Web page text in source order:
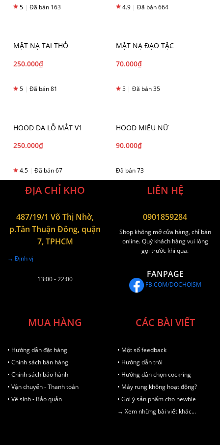
5 | Đã bán 163 4.9 | Đã bán 664
MẶT NẠ TAI THỎ
250.000₫
5 | Đã bán 81
MẶT NẠ ĐẠO TẶC
70.000₫
5 | Đã bán 35
HOOD DA LỖ MẮT V1
250.000₫
4.5 | Đã bán 67
HOOD MIÊU NỮ
90.000₫
Đã bán 73
ĐỊA CHỈ KHO
487/19/1 Võ Thị Nhờ,
p.Tân Thuận Đông, quận
7, TPHCM
→ Định vị
13:00 - 22:00
LIÊN HỆ
0901859284
Shop không mở cửa hàng, chỉ bán
online. Quý khách hàng vui lòng
gọi trước khi qua.
FANPAGE
FB.COM/DOCHOISM
MUA HÀNG
• Hướng dẫn đặt hàng
• Chính sách bán hàng
• Chính sách bảo hành
• Vận chuyển - Thanh toán
• Vệ sinh - Bảo quản
CÁC BÀI VIẾT
• Một số feedback
• Hướng dẫn trói
• Hướng dẫn chọn cockring
• Máy rung không hoạt động?
• Gợi ý sản phẩm cho newbie
→ Xem những bài viết khác...